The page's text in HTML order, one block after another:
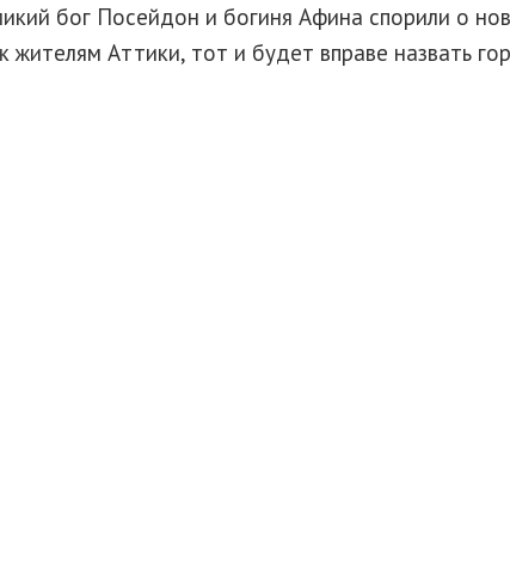
бог Посейдон и богиня Афина спорили о
Аттики, тот и будет вправе назвать